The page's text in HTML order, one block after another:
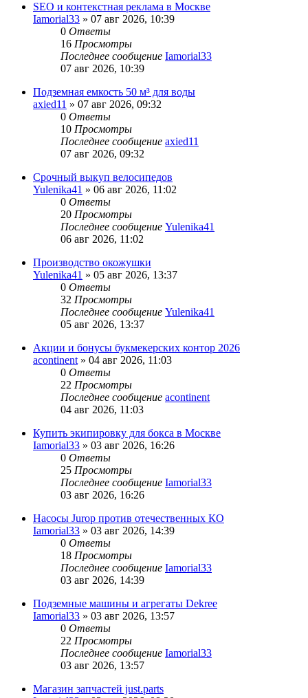
SEO и контекстная реклама в Москве
Iamorial33 » 07 авг 2026, 10:39
0 Ответы
16 Просмотры
Последнее сообщение Iamorial33
07 авг 2026, 10:39
Подземная емкость 50 м³ для воды
axied11 » 07 авг 2026, 09:32
0 Ответы
10 Просмотры
Последнее сообщение axied11
07 авг 2026, 09:32
Срочный выкуп велосипедов
Yulenika41 » 06 авг 2026, 11:02
0 Ответы
20 Просмотры
Последнее сообщение Yulenika41
06 авг 2026, 11:02
Производство окожушки
Yulenika41 » 05 авг 2026, 13:37
0 Ответы
32 Просмотры
Последнее сообщение Yulenika41
05 авг 2026, 13:37
Акции и бонусы букмекерских контор 2026
acontinent » 04 авг 2026, 11:03
0 Ответы
22 Просмотры
Последнее сообщение acontinent
04 авг 2026, 11:03
Купить экипировку для бокса в Москве
Iamorial33 » 03 авг 2026, 16:26
0 Ответы
25 Просмотры
Последнее сообщение Iamorial33
03 авг 2026, 16:26
Насосы Jurop против отечественных КО
Iamorial33 » 03 авг 2026, 14:39
0 Ответы
18 Просмотры
Последнее сообщение Iamorial33
03 авг 2026, 14:39
Подземные машины и агрегаты Dekree
Iamorial33 » 03 авг 2026, 13:57
0 Ответы
22 Просмотры
Последнее сообщение Iamorial33
03 авг 2026, 13:57
Магазин запчастей just.parts